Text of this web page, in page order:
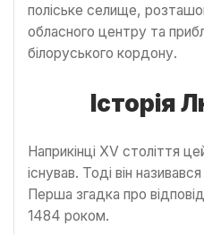
поліське селище,
обласного центру та
білоруського кордону.
Історія
Наприкінці XV століття
існував. Тоді він
Перша згадка про
1484 роком.